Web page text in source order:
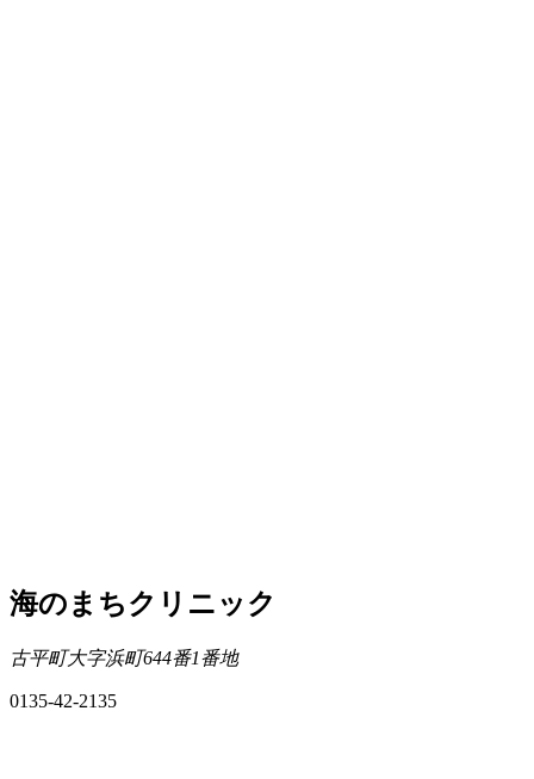
海のまちクリニック
古平町大字浜町644番1番地
0135-42-2135